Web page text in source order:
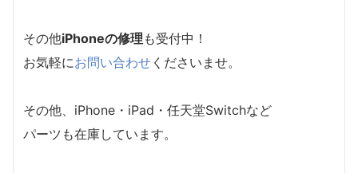
その他iPhoneの修理 も受付中！
お気軽にお問い合わせ くださいませ。
その他、iPhone・iPad・任天堂Switchなど
パーツも在庫しています。